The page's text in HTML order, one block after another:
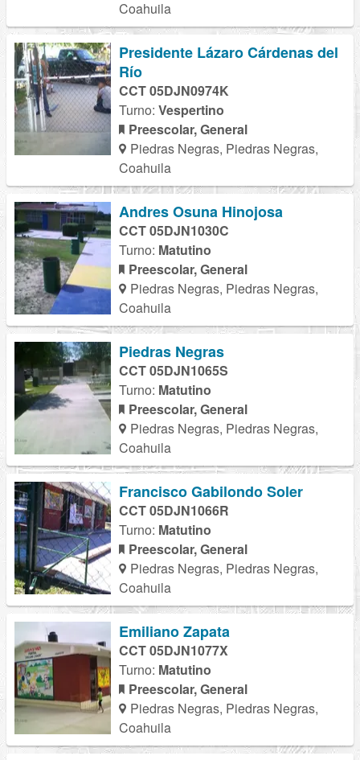
Coahuila
Presidente Lázaro Cárdenas del
Río
CCT 05DJN0974K
Turno: Vespertino
Preescolar, General
Piedras Negras, Piedras Negras,
Coahuila
Andres Osuna Hinojosa
CCT 05DJN1030C
Turno: Matutino
Preescolar, General
Piedras Negras, Piedras Negras,
Coahuila
Piedras Negras
CCT 05DJN1065S
Turno: Matutino
Preescolar, General
Piedras Negras, Piedras Negras,
Coahuila
Francisco Gabilondo Soler
CCT 05DJN1066R
Turno: Matutino
Preescolar, General
Piedras Negras, Piedras Negras,
Coahuila
Emiliano Zapata
CCT 05DJN1077X
Turno: Matutino
Preescolar, General
Piedras Negras, Piedras Negras,
Coahuila